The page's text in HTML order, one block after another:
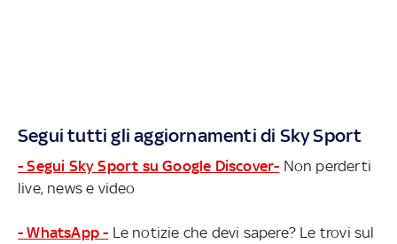
Segui tutti gli aggiornamenti di Sky Sport
- Segui Sky Sport su Google Discover- Non perderti
live, news e video
- WhatsApp - Le notizie che devi sapere? Le trovi sul